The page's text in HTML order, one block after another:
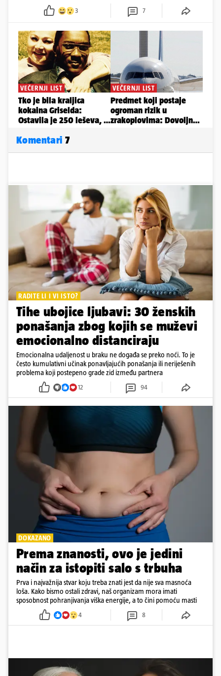
3 7
Komentari 7
RADITE LI I VI ISTO?
Tihe ubojice ljubavi: 30 ženskih
ponašanja zbog kojih se muževi
emocionalno distanciraju
Emocionalna udaljenost u braku ne događa se preko noći. To je
često kumulativni učinak ponavljajućih ponašanja ili neriješenih
problema koji postepeno grade zid između partnera
12 94
DOKAZANO
Prema znanosti, ovo je jedini
način za istopiti salo s trbuha
Prva i najvažnija stvar koju treba znati jest da nije sva masnoća
loša. Kako bismo ostali zdravi, naš organizam mora imati
sposobnost pohranjivanja viška energije, a to čini pomoću masti
4 8